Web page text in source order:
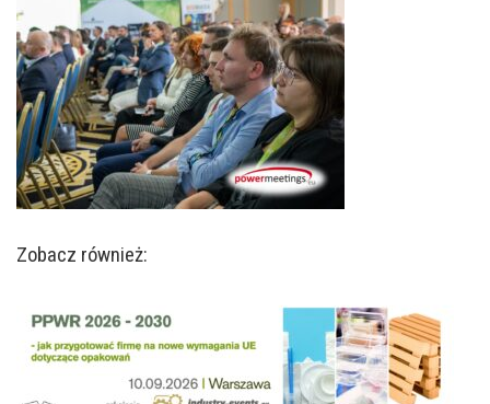
Zobacz również: